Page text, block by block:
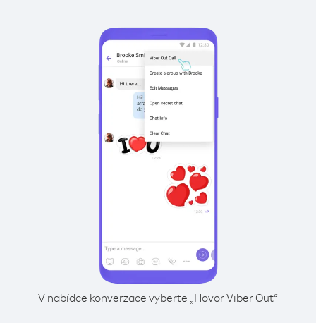
V nabídce konverzace vyberte „Hovor Viber Out“